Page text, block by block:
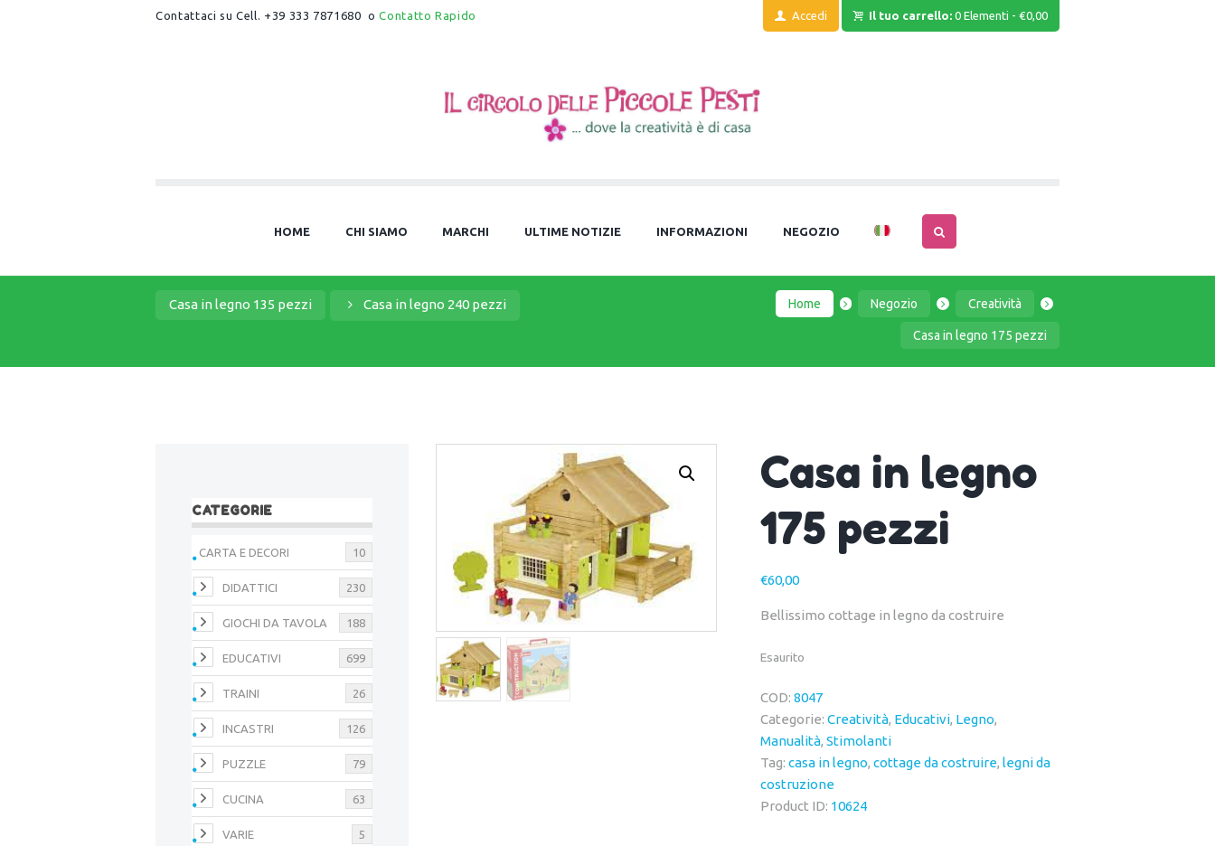
Contattaci su Cell. +39 333 7871680 oContatto Rapido Accedi Il tuo carrello: 0 Elementi -€0,00
HOME CHI SIAMO MARCHI ULTIME NOTIZIE INFORMAZIONI NEGOZIO
Casa in legno 135 pezzi Casa in legno 240 pezzi Home Negozio Creatività
Casa in legno 175 pezzi
Casa in legno
175 pezzi
€60,00
Bellissimo cottage in legno da costruire
Esaurito
COD: 8047
Categorie: Creatività, Educativi, Legno,
Manualità, Stimolanti
Tag: casa in legno, cottage da costruire, legni da
costruzione
Product ID: 10624
CATEGORIE
CARTA E DECORI 10
DIDATTICI 230
GIOCHI DA TAVOLA 188
EDUCATIVI 699
TRAINI 26
INCASTRI 126
PUZZLE 79
CUCINA 63
VARIE 5